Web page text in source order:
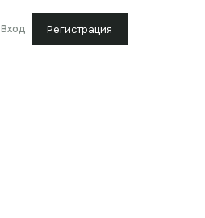
Вход Регистрация